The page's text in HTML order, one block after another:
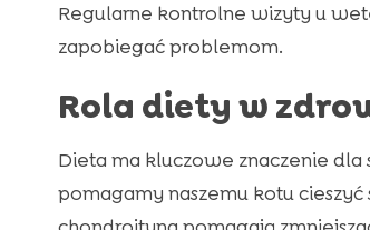
Regularne kontrolne wizyty u
zapobiegać problemom.
Rola diety w
Dieta ma kluczowe znaczenie
pomagamy naszemu kotu